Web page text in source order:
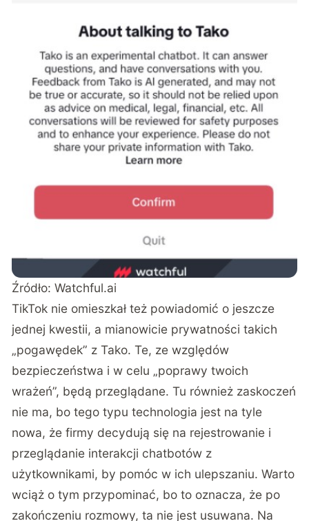
Źródło:Watchful.ai
TikTok nie omieszkał też powiadomić o jeszcze
jednej kwestii, a mianowicie prywatności takich
„pogawędek” z Tako. Te, ze względów
bezpieczeństwa i w celu „poprawy twoich
wrażeń”, będą przeglądane. Tu również zaskoczeń
nie ma, bo tego typu technologia jest na tyle
nowa, że firmy decydują się na rejestrowanie i
przeglądanie interakcji chatbotów z
użytkownikami, by pomóc w ich ulepszaniu. Warto
wciąż o tym przypominać, bo to oznacza, że po
zakończeniu rozmowy, ta nie jest usuwana. Na